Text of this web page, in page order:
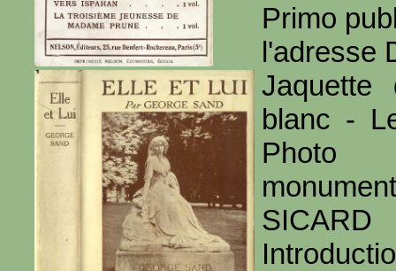
Primo
l'adresse
blanc -
Photo
SICARD